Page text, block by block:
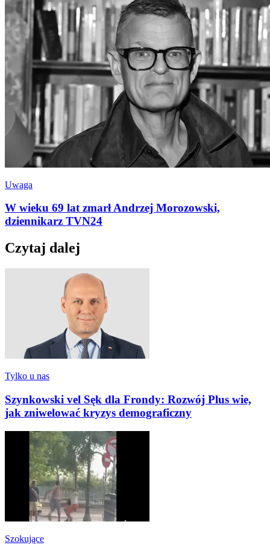
Uwaga
W wieku 69 lat zmarł Andrzej Morozowski,
dziennikarz TVN24
Czytaj dalej
Tylko u nas
Szynkowski vel Sęk dla Frondy: Rozwój Plus wie,
jak zniwelować kryzys demograficzny
Szokujące